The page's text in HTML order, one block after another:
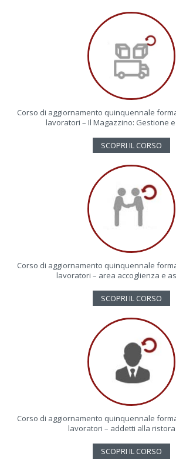
Corso di aggiornamento quinquennale
lavoratori – Il Magazzino: Gestione
SCOPRI IL CORSO
Corso di aggiornamento quinquennale
lavoratori – area accoglienza e
SCOPRI IL CORSO
Corso di aggiornamento quinquennale
lavoratori – addetti alla
SCOPRI IL CORSO